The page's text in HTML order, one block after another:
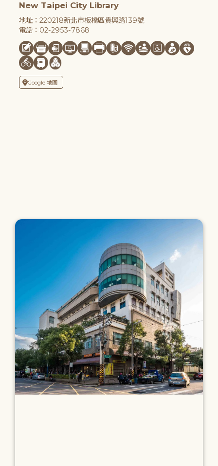
New Taipei City Library
地址：220218新北市板橋區貴興路139號
電話：02-2953-7868
Google 地圖